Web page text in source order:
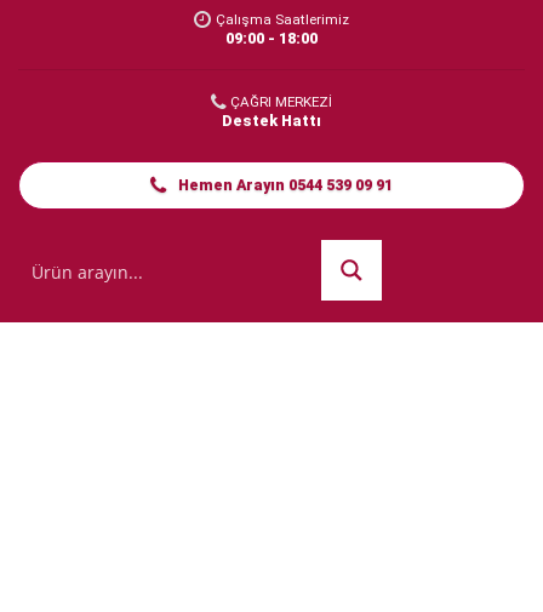
Çalışma Saatlerimiz
09:00 - 18:00
ÇAĞRI MERKEZİ
Destek Hattı
Hemen Arayın 0544 539 09 91